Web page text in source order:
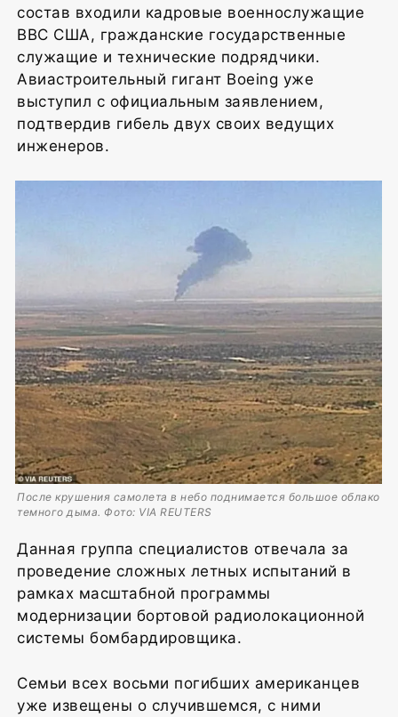
состав входили кадровые военнослужащие
ВВС США, гражданские государственные
служащие и технические подрядчики.
Авиастроительный гигант Boeing уже
выступил с официальным заявлением,
подтвердив гибель двух своих ведущих
инженеров.
После крушения самолета в небо поднимается большое облако
темного дыма. Фото: VIA REUTERS
Данная группа специалистов отвечала за
проведение сложных летных испытаний в
рамках масштабной программы
модернизации бортовой радиолокационной
системы бомбардировщика.
Семьи всех восьми погибших американцев
уже извещены о случившемся, с ними